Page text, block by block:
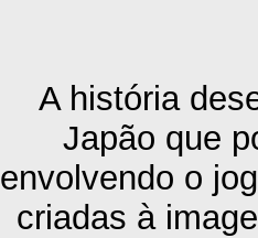
A história
Japão que
envolvendo o
criadas à